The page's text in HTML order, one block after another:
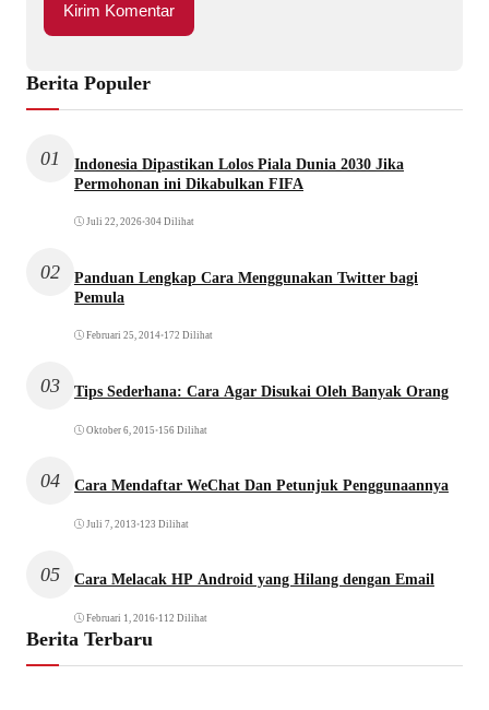
Berita Populer
01
Indonesia Dipastikan Lolos Piala Dunia 2030 Jika
Permohonan ini Dikabulkan FIFA
Juli 22, 2026•304 Dilihat
02
Panduan Lengkap Cara Menggunakan Twitter bagi
Pemula
Februari 25, 2014•172 Dilihat
03 Tips Sederhana: Cara Agar Disukai Oleh Banyak Orang
Oktober 6, 2015 •156 Dilihat
04 Cara Mendaftar WeChat Dan Petunjuk Penggunaannya
Juli 7, 2013 •123 Dilihat
05 Cara Melacak HP Android yang Hilang dengan Email
Februari 1, 2016•112 Dilihat
Berita Terbaru